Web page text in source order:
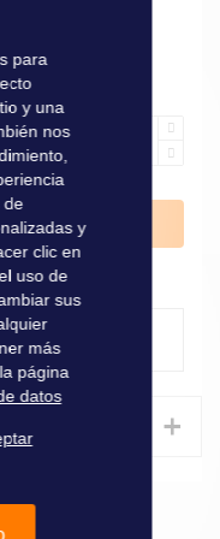
+
para
y una
nos
de
y
clic en
uso de
sus
más
página
datos